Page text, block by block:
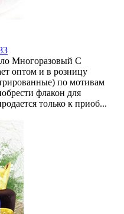
Многоразовый С
оптом и в розницу
по мотивам
флакон для
только к приоб...